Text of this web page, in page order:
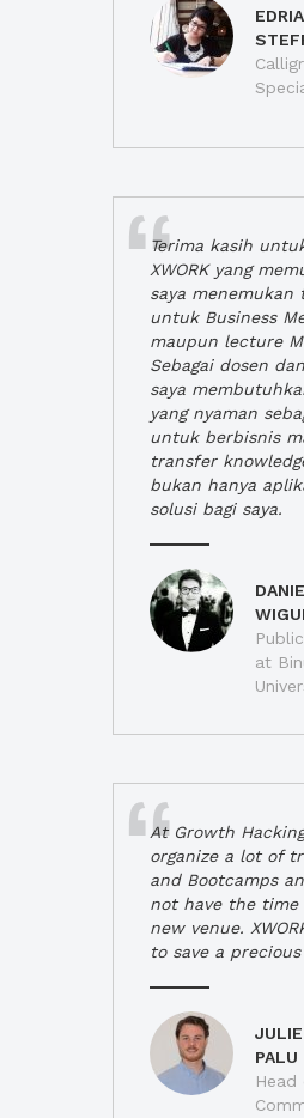
EDRIA
Terima kasih
XWORK yang
saya menemukan
untuk Business
maupun lecture
Sebagai dosen
saya
yang nyaman
untuk berbisnis
transfer
bukan hanya
solusi bagi saya.
at
At Growth
organize a lot of
and Bootcamps
not have the
new venue.
to save a
PALU
Head